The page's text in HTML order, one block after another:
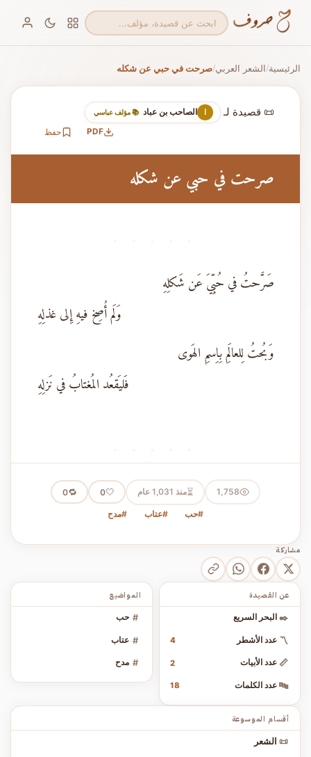
الرئيسية/الشعر العربي/صرحت في حبي عن شكله
📜 قصيدة لـ ا الصاحب بن عباد 📚 مؤلف عباسي
PDF حفظ
صرحت في حبي عن شكله
· · · · ·
صَرَّحتُ في حُبِّيَ عَن شَكلِهِ
وَلَم أُصِخ فيهِ إِلى غذلِهِ
وَبُحتُ لِلعالَمِ بِاِسمِ الهَوى
فَليَقعُد المُغتابُ في نَزلِهِ
· · · · ·
1,758
⏳منذ 1,031 عام 🤍
0
🔁
0
#حب #عتاب #مدح
مشاركة
المواضيع
# حب
# عتاب
# مدح
عن القصيدة
✒️ البحر السريع
〽️ عدد الأشطر 4
📏 عدد الأبيات 2
🔤 عدد الكلمات 18
أقسام الموسوعة
📜 الشعر